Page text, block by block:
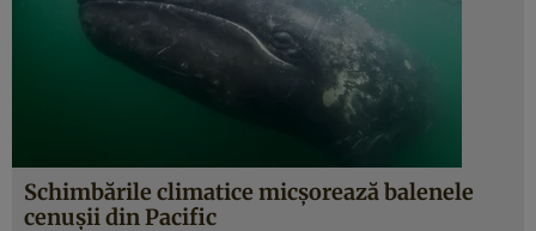
Schimbările climatice micșorează balenele
cenușii din Pacific